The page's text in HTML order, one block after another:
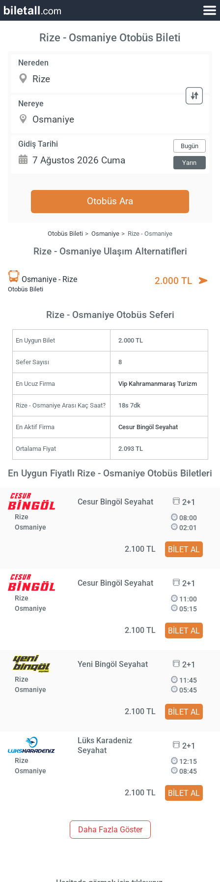
Rize - Osmaniye Otobüs Bileti
Nereden
Nereye
Gidiş Tarihi Bugün
Yarın
Otobüs Ara
Otobüs Bileti Osmaniye Rize - Osmaniye
Rize - Osmaniye Ulaşım Alternatifleri
Osmaniye - Rize
Otobüs Bileti
2.000 TL
Rize - Osmaniye Otobüs Seferi
En Uygun Bilet 2.000 TL
Sefer Sayısı 8
En Ucuz Firma Vip Kahramanmaraş Turizm
Rize - Osmaniye Arası Kaç Saat? 18s 7dk
En Aktif Firma Cesur Bingöl Seyahat
Ortalama Fiyat 2.093 TL
En Uygun Fiyatlı Rize - Osmaniye Otobüs Biletleri
Cesur Bingöl Seyahat 2+1
Rize
Osmaniye
08:00
02:01
2.100 TL BİLET AL
Cesur Bingöl Seyahat 2+1
Rize
Osmaniye
11:00
05:15
2.100 TL BİLET AL
Yeni Bingöl Seyahat 2+1
Rize
Osmaniye
11:45
05:45
2.100 TL BİLET AL
Lüks Karadeniz
Seyahat
2+1
Rize
Osmaniye
12:15
08:45
2.100 TL BİLET AL
Daha Fazla Göster